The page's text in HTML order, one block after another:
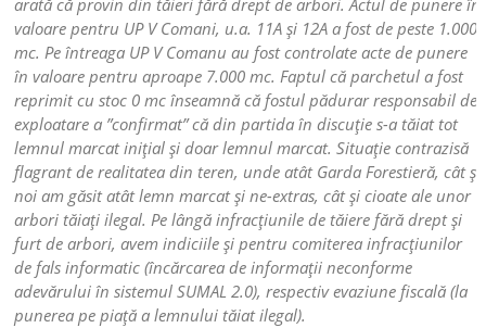
arată că provin din tăieri fără drept de arbori. Actul de punere în
valoare pentru UP V Comani, u.a. 11A și 12A a fost de peste 1.000
mc. Pe întreaga UP V Comanu au fost controlate acte de punere
în valoare pentru aproape 7.000 mc. Faptul că parchetul a fost
reprimit cu stoc 0 mc înseamnă că fostul pădurar responsabil de
exploatare a ”confirmat” că din partida în discuție s-a tăiat tot
lemnul marcat inițial și doar lemnul marcat. Situație contrazisă
flagrant de realitatea din teren, unde atât Garda Forestieră, cât și
noi am găsit atât lemn marcat și ne-extras, cât și cioate ale unor
arbori tăiați ilegal. Pe lângă infracțiunile de tăiere fără drept și
furt de arbori, avem indiciile și pentru comiterea infracțiunilor
de fals informatic (încărcarea de informații neconforme
adevărului în sistemul SUMAL 2.0), respectiv evaziune fiscală (la
punerea pe piață a lemnului tăiat ilegal).